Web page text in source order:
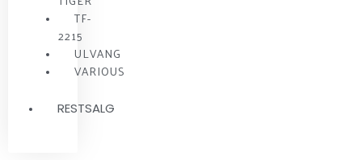
TF-
2215
ULVANG
VARIOUS
RESTSALG